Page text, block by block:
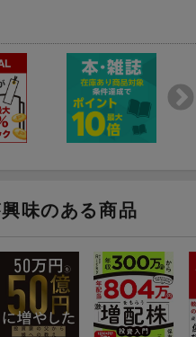
味のある商品